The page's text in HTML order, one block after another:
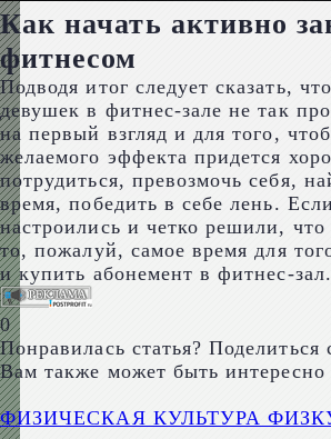
Как начать активно
фитнесом
Подводя итог следует сказать,
девушек в фитнес-зале не так
на первый взгляд и для того,
желаемого эффекта придется
потрудиться, превозмочь себя,
время, победить в себе лень.
настроились и четко решили, что
то, пожалуй, самое время для
и купить абонемент в фитнес-зал.
0
Понравилась статья? Поделиться
Вам также может быть интересно
ФИЗИЧЕСКАЯ КУЛЬТУРА